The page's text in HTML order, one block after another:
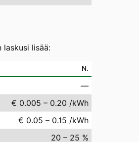
lisää:
N.
—
€ 0.005 – 0.20 /kWh
€ 0.05 – 0.15 /kWh
20 – 25 %